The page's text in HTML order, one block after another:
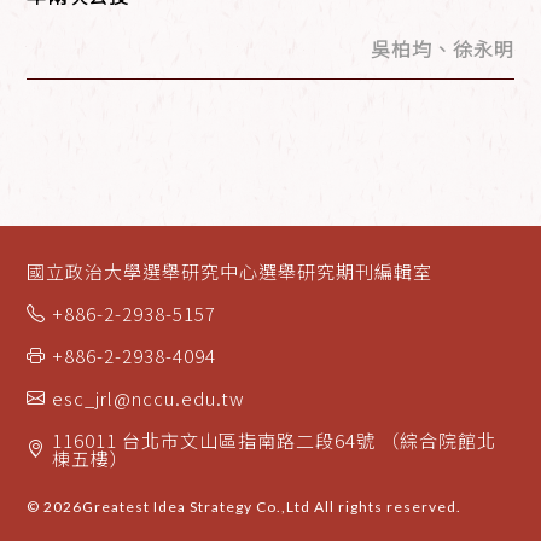
吳柏均、徐永明
國立政治大學選舉研究中心選舉研究期刊編輯室
+886-2-2938-5157
+886-2-2938-4094
esc_jrl@nccu.edu.tw
116011 台北市文山區指南路二段64號 （綜合院館北
棟五樓）
© 2026Greatest Idea Strategy Co.,Ltd All rights reserved.